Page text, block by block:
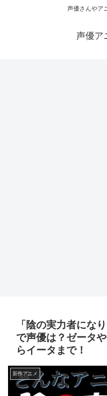
声優さんやア
声優ア
「陰の実力者にな
で声優は？ゼータ
らイータまで！
新作アニメ